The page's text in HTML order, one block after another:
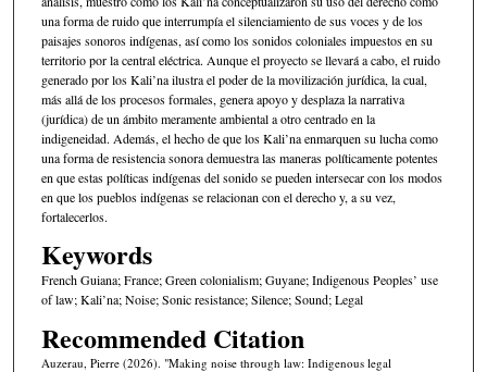
una forma de ruido que interrumpía el silenciamiento de sus voces y de los
paisajes sonoros indígenas, así como los sonidos coloniales impuestos en su
territorio por la central eléctrica. Aunque el proyecto se llevará a cabo, el ruido
generado por los Kali’na ilustra el poder de la movilización jurídica, la cual,
más allá de los procesos formales, genera apoyo y desplaza la narrativa
(jurídica) de un ámbito meramente ambiental a otro centrado en la
indigeneidad. Además, el hecho de que los Kali’na enmarquen su lucha como
una forma de resistencia sonora demuestra las maneras políticamente potentes
en que estas políticas indígenas del sonido se pueden intersecar con los modos
en que los pueblos indígenas se relacionan con el derecho y, a su vez,
fortalecerlos.
Keywords
French Guiana; France; Green colonialism; Guyane; Indigenous Peoples’ use
of law; Kali’na; Noise; Sonic resistance; Silence; Sound; Legal
Recommended Citation
Auzerau, Pierre (2026). "Making noise through law: Indigenous legal